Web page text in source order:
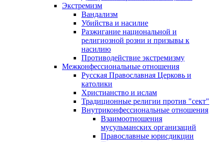
Экстремизм
Вандализм
Убийства и насилие
Разжигание национальной и
религиозной розни и призывы к
насилию
Противодействие экстремизму
Межконфессиональные отношения
Русская Православная Церковь и
католики
Христианство и ислам
Традиционные религии против "сект"
Внутриконфессиональные отношения
Взаимоотношения
мусульманских организаций
Православные юрисдикции